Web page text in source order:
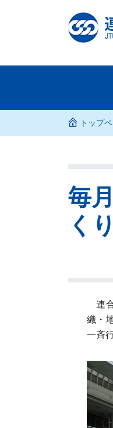
トップ
毎
く
連
織・
一斉